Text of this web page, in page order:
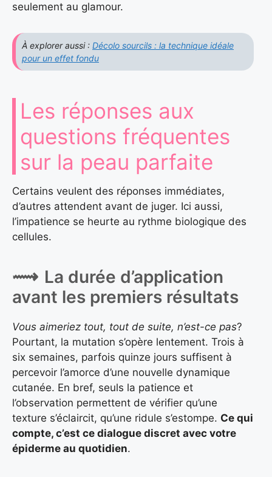
seulement au glamour.
À explorer aussi : Décolo sourcils : la technique idéale
pour un effet fondu
Les réponses aux
questions fréquentes
sur la peau parfaite
Certains veulent des réponses immédiates,
d’autres attendent avant de juger. Ici aussi,
l’impatience se heurte au rythme biologique des
cellules.
La durée d’application
avant les premiers résultats
Vous aimeriez tout, tout de suite, n’est-ce pas?
Pourtant, la mutation s’opère lentement. Trois à
six semaines, parfois quinze jours suffisent à
percevoir l’amorce d’une nouvelle dynamique
cutanée. En bref, seuls la patience et
l’observation permettent de vérifier qu’une
texture s’éclaircit, qu’une ridule s’estompe. Ce qui
compte, c’est ce dialogue discret avec votre
épiderme au quotidien.